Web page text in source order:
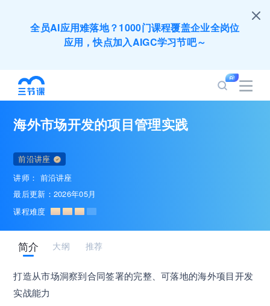
全员AI应用难落地？1000门课程覆盖企业全岗位
应用，快点加入AIGC学习节吧～
200+门DeepSeek应用课程免费体验，快带团队
培训人只给员工找学习资源，却忘记自己也要成长
出海业务到底要落地哪些国家才合适？国别文化与
扶持政策均在这里能找到
企业正处于快速成长期，但员工能力跟不上发展？
8000门课程解决成长型企业所有岗位技能差距
营销获客｜流量转化｜数据驱动｜销售赢单 4000
海外市场开发的项目管理实践
前沿讲座
讲师： 前沿讲座
最后更新：2026年05月
课程难度
简介 大纲 推荐
打造从市场洞察到合同签署的完整、可落地的海外项目开发
实战能力